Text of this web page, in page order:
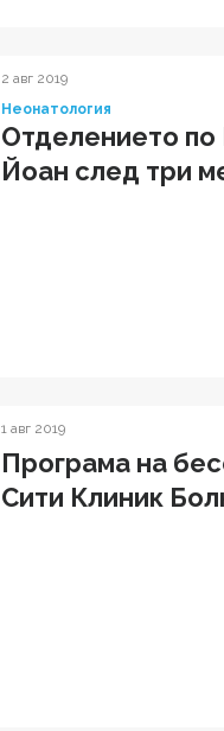
2 авг 2019
Неонатология
Отделението
Йоан след три
1 авг 2019
Програма на
Сити Клиник